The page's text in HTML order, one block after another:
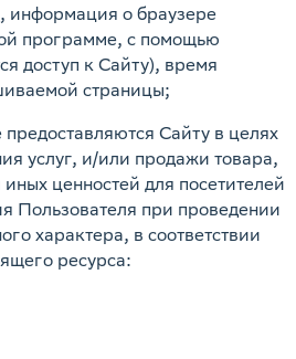
информация о браузере
программе, с помощью
доступ к Сайту), время
страницы;
Сайту в целях
услуг, и/или продажи товара,
ценностей для посетителей
Пользователя при проведении
характера, в соответствии
ресурса: